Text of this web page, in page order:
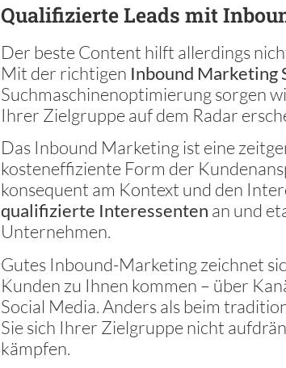
Qualifizierte Leads mit
Der beste Content hilft allerdings
Mit der richtigen Inbound Marketing
Suchmaschinenoptimierung sorgen
Ihrer Zielgruppe auf dem Radar
Das Inbound Marketing ist eine
kosteneffiziente Form der
konsequent am Kontext und den
qualifizierte Interessenten an und
Unternehmen.
Gutes Inbound-Marketing zeichnet
Kunden zu Ihnen kommen – über
Social Media. Anders als beim
Sie sich Ihrer Zielgruppe nicht
kämpfen.